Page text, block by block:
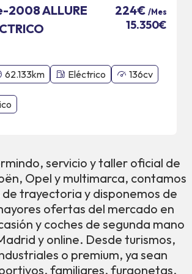
2008 ALLURE
224€ /Mes
15.350€
62.133km Eléctrico 136cv
servicio y taller oficial de
Opel y multimarca, contamos
de trayectoria y disponemos de
ofertas del mercado en
y coches de segunda mano
y online. Desde turismos,
o premium, ya sean
familiares, furgonetas,